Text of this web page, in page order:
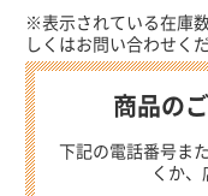
※表示されている在庫
しくはお問い合わせくだ
商品の
下記の電話番号ま
くか、